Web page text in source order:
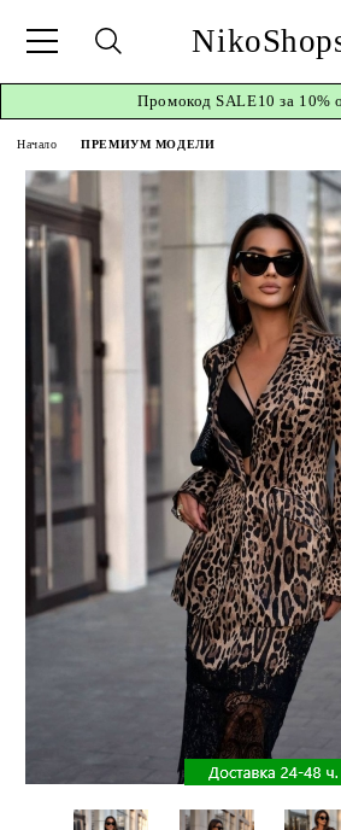
ПромокодSALE10 за 10%
Начало ПРЕМИУМ МОДЕЛИ